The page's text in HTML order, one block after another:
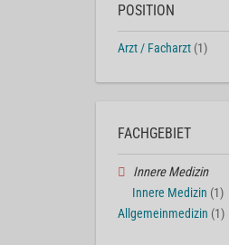
POSITION
Arzt / Facharzt (1)
FACHGEBIET
Innere Medizin
Innere Medizin (1)
Allgemeinmedizin (1)